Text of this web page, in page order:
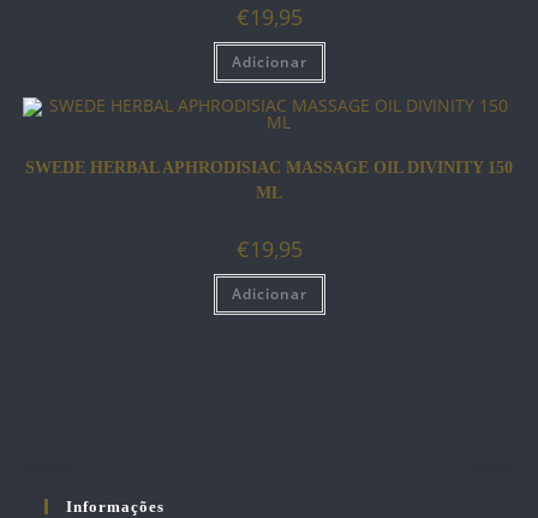
€19,95
Adicionar
SWEDE HERBAL APHRODISIAC MASSAGE OIL DIVINITY 150
ML
€19,95
Adicionar
Informações